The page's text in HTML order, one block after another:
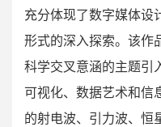
充分体现了数字媒体设
形式的深入探索。该作
科学交叉意涵的主题引
可视化、数据艺术和信
的射电波、引力波、恒